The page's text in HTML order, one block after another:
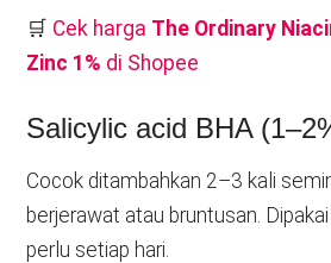
🛒 Cek harga The Ordinary
Zinc 1% di Shopee
Salicylic acid BHA
Cocok ditambahkan 2–3 kali
berjerawat atau bruntusan.
perlu setiap hari.